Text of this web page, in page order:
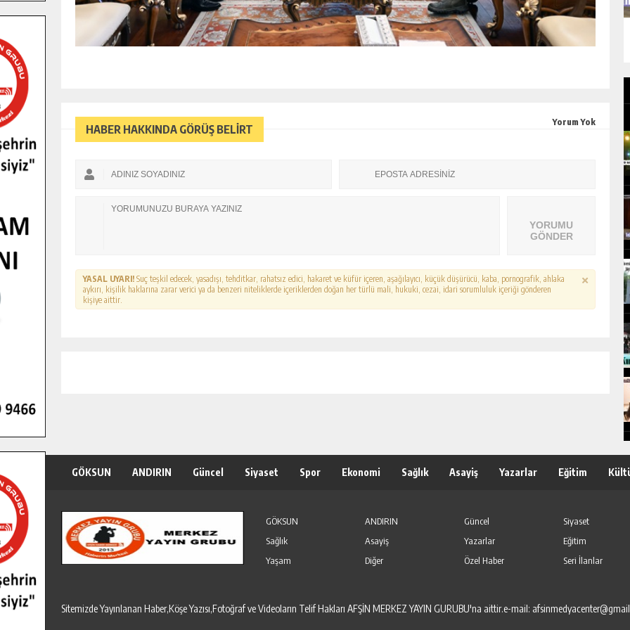
HABER HAKKINDA GÖRÜŞ BELİRT
Yorum Yok
YORUMU
GÖNDER
YASAL UYARI! Suç teşkil edecek, yasadışı, tehditkar, rahatsız edici, hakaret ve küfür içeren, aşağılayıcı, küçük düşürücü, kaba, pornografik, ahlaka
aykırı, kişilik haklarına zarar verici ya da benzeri niteliklerde içeriklerden doğan her türlü mali, hukuki, cezai, idari sorumluluk içeriği gönderen
kişiye aittir.
GÖKSUN ANDIRIN Güncel Siyaset Spor Ekonomi Sağlık Asayiş Yazarlar Eğitim
GÖKSUN ANDIRIN Güncel Siyaset
Sağlık
Asayiş Yazarlar Eğitim
Yaşam
Diğer Özel Haber Seri İlanlar
Sitemizde Yayınlanan Haber,Köşe Yazısı,Fotoğraf ve Videoların Telif Hakları AFŞİN MERKEZ YAYIN GURUBU'na aittir.e-mail: